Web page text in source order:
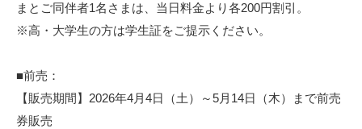
まとご同伴者1名さまは、当日料金より各200円割引。
※高・大学生の方は学生証をご提示ください。
■前売：
【販売期間】2026年4月4日（土）～5月14日（木）まで前売
券販売